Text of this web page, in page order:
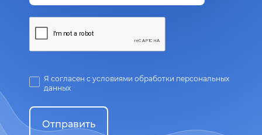
Я согласен с условиями обработки персональных
данных
Отправить